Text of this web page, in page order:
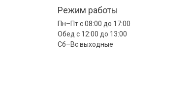
Режим работы
Пн–Пт с 08:00 до 17:00
Обед с 12:00 до 13:00
Сб–Вс выходные